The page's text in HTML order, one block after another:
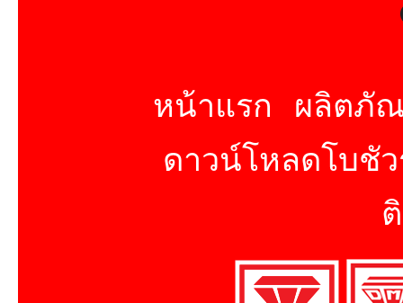
หน้าแรก
ผลิตภั
ดาวน์โหลดโบชั